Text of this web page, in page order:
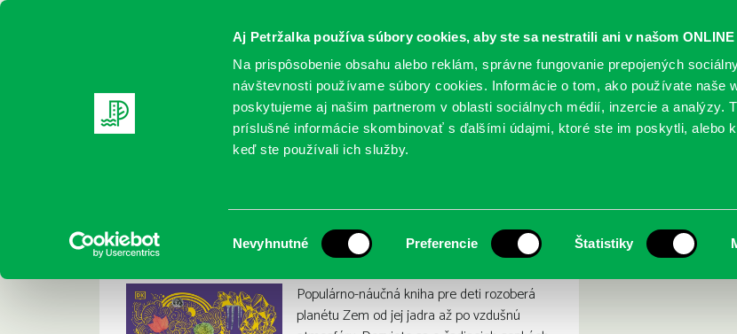
Aj Petržalka používa súbory cookies, aby ste sa nestratili ani v našom
Na prispôsobenie obsahu alebo reklám, správne fungovanie prepojených
návštevnosti používame súbory cookies. Informácie o tom, ako používate naše
poskytujeme aj našim partnerom v oblasti sociálnych médií, inzercie a analýzy.
príslušné informácie skombinovať s ďalšími údajmi, ktoré ste im poskytli, alebo
keď ste používali ich služby.
súhlasu
Nevyhnutné Preferencie Štatistiky
REGISTRUJTE SA ONLINE KATALÓGY SLUŽBY PODUJATIA POBOČKY
Oldershaw, Cally: Zem a jej
Populárno-náučná kniha pre deti rozoberá
planétu Zem od jej jadra až po vzdušnú